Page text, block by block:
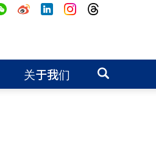
关于我们